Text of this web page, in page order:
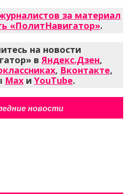
за материал
«ПолитНавигатор».
на новости
в Яндекс.Дзен,
, Вконтакте,
Max и YouTube.
новости